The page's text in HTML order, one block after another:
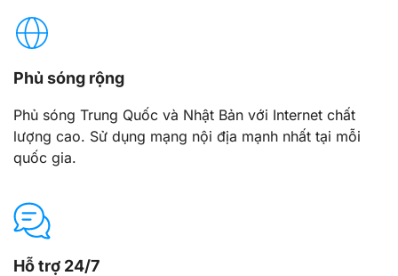
Phủ sóng rộng
Phủ sóng Trung Quốc và Nhật Bản với Internet chất
lượng cao. Sử dụng mạng nội địa mạnh nhất tại mỗi
quốc gia.
Hỗ trợ 24/7